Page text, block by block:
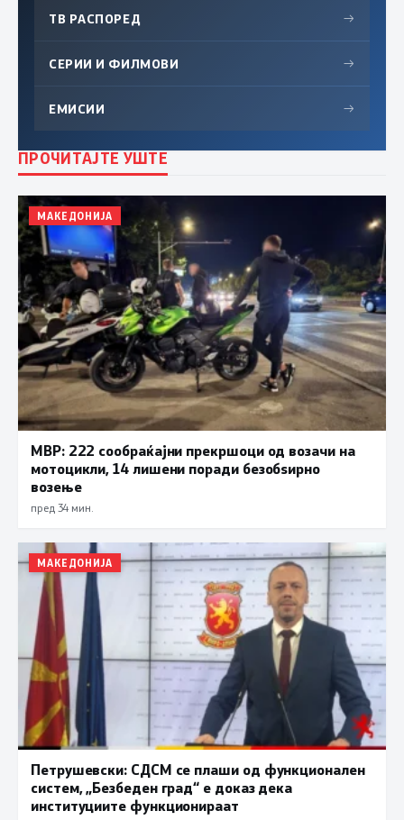
ТВ РАСПОРЕД →
СЕРИИ И ФИЛМОВИ →
ЕМИСИИ →
ПРОЧИТАЈТЕ УШТЕ
МАКЕДОНИЈА
МВР: 222 сообраќајни прекршоци од возачи на
мотоцикли, 14 лишени поради безобѕирно
возење
пред 34 мин.
МАКЕДОНИЈА
Петрушевски: СДСМ се плаши од функционален
систем, „Безбеден град“ е доказ дека
институциите функционираат